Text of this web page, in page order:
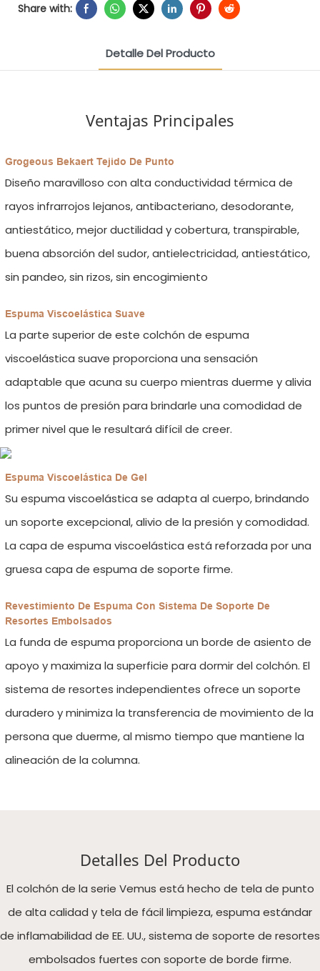
Share with:
Detalle Del Producto
Ventajas Principales
Grogeous Bekaert Tejido De Punto
Diseño maravilloso con alta conductividad térmica de
rayos infrarrojos lejanos, antibacteriano, desodorante,
antiestático, mejor ductilidad y cobertura, transpirable,
buena absorción del sudor, antielectricidad, antiestático,
sin pandeo, sin rizos, sin encogimiento
Espuma Viscoelástica Suave
La parte superior de este colchón de espuma
viscoelástica suave proporciona una sensación
adaptable que acuna su cuerpo mientras duerme y alivia
los puntos de presión para brindarle una comodidad de
primer nivel que le resultará difícil de creer.
Espuma Viscoelástica De Gel
Su espuma viscoelástica se adapta al cuerpo, brindando
un soporte excepcional, alivio de la presión y comodidad.
La capa de espuma viscoelástica está reforzada por una
gruesa capa de espuma de soporte firme.
Revestimiento De Espuma Con Sistema De Soporte De
Resortes Embolsados
La funda de espuma proporciona un borde de asiento de
apoyo y maximiza la superficie para dormir del colchón. El
sistema de resortes independientes ofrece un soporte
duradero y minimiza la transferencia de movimiento de la
persona que duerme, al mismo tiempo que mantiene la
alineación de la columna.
Detalles Del Producto
El colchón de la serie Vemus está hecho de tela de punto
de alta calidad y tela de fácil limpieza, espuma estándar
de inflamabilidad de EE. UU., sistema de soporte de resortes
embolsados ​​​​fuertes con soporte de borde firme.